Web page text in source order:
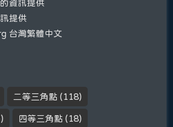
資訊提供
提供
台灣繁體中文
二等三角點 (118)
四等三角點 (18)